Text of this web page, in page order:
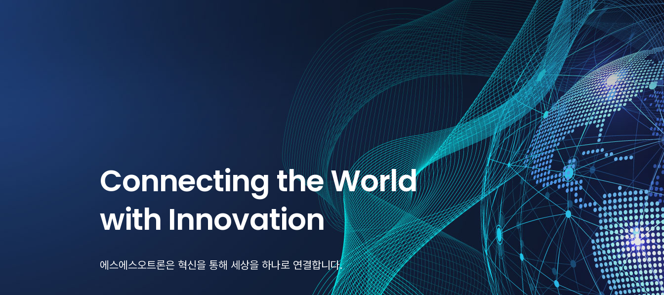
Breaking Beyond
Boundaries
에스에스오트론은 한계를 뛰어넘어 새로운 가능성을 열어갑니다